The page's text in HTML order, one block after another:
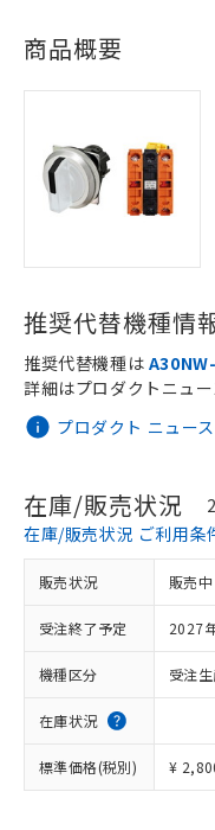
商品概要
推奨代替機種情
プロダクト ニュー
推奨代替機種は
詳細はプロダクトニュー
在庫/販売状況
在庫/販売状況 ご利用条
販売状況 販売
受注終了予定 2027
機種区分 受注
在庫状況
標準価格(税別) ¥